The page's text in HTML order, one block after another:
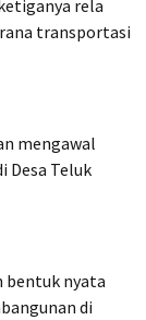
rela
transportasi
mengawal
Desa Teluk
bentuk nyata
di